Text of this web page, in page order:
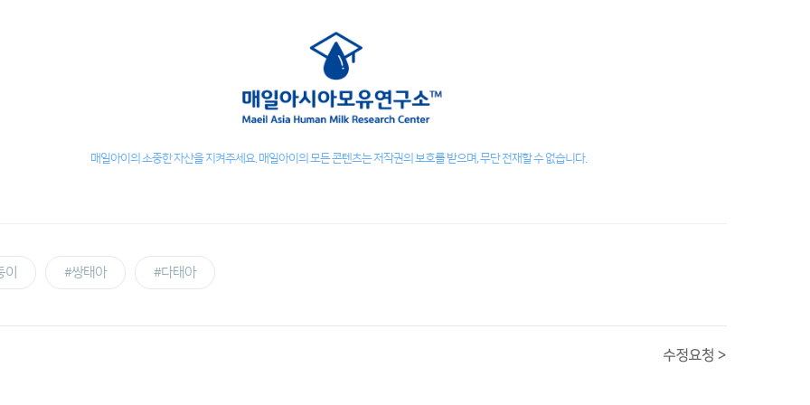
매일아이의 소중한 자산을 지켜주세요. 매일아이의 모든 콘텐츠는 저작권의 보호를 받으며, 무단 전재할 수 없습니다.
#쌍태아 #다태아